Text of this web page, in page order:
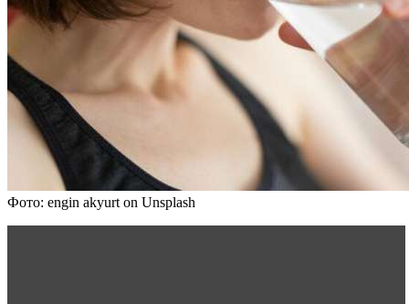
Фото: engin akyurt on Unsplash